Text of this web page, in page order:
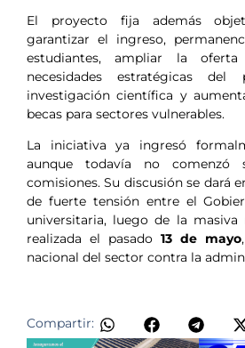
El proyecto fija además
garantizar el ingreso,
estudiantes, ampliar la oferta
necesidades estratégicas
investigación científica y
becas para sectores vulnerables.
La iniciativa ya ingresó
aunque todavía no comenzó
comisiones. Su discusión se dará
de fuerte tensión entre el
universitaria, luego de la masiva
realizada el pasado 13 de mayo
nacional del sector contra la
Compartir: